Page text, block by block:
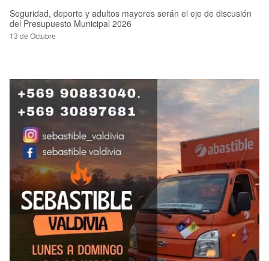
Seguridad, deporte y adultos mayores serán el eje de discusión
del Presupuesto Municipal 2026
13 de Octubre